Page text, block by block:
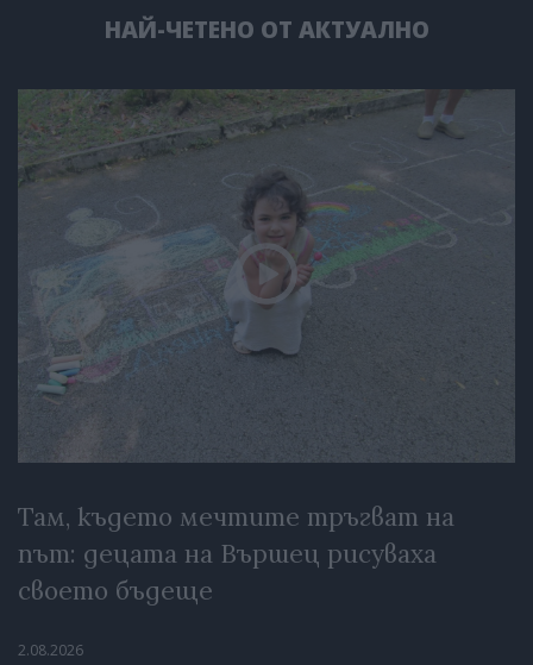
НАЙ-ЧЕТЕНО ОТ АКТУАЛНО
Там, където мечтите тръгват на
път: децата на Вършец рисуваха
своето бъдеще
2.08.2026